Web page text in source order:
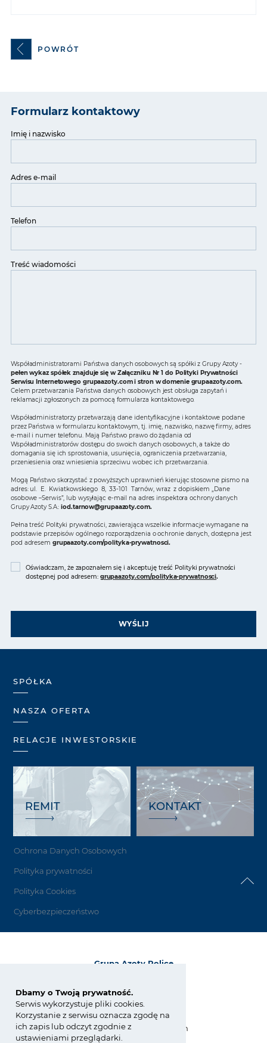
Dbamy o Twoją prywatność.
Serwis wykorzystuje pliki cookies.
Korzystanie z serwisu oznacza zgodę na
ich zapis lub odczyt zgodnie z
ustawieniami przeglądarki.
POWRÓT
Formularz kontaktowy
Imię i nazwisko
Adres e-mail
Telefon
Treść wiadomości
Współadministratorami Państwa danych osobowych są spółki z Grupy Azoty -
pełen wykaz spółek znajduje się w Załączniku Nr 1 do Polityki Prywatności
Serwisu Internetowego grupaazoty.com i stron w domenie grupaazoty.com.
Celem przetwarzania Państwa danych osobowych jest obsługa zapytań i
reklamacji zgłoszonych za pomocą formularza kontaktowego.
Współadministratorzy przetwarzają dane identyfikacyjne i kontaktowe podane
przez Państwa w formularzu kontaktowym, tj. imię, nazwisko, nazwę firmy, adres
e-mail i numer telefonu. Mają Państwo prawo do żądania od
Współadministratorów dostępu do swoich danych osobowych, a także do
domagania się ich sprostowania, usunięcia, ograniczenia przetwarzania,
przeniesienia oraz wniesienia sprzeciwu wobec ich przetwarzania.
Mogą Państwo skorzystać z powyższych uprawnień kierując stosowne pismo na
adres: ul. E. Kwiatkowskiego 8, 33-101 Tarnów, wraz z dopiskiem „Dane
osobowe –Serwis”, lub wysyłając e-mail na adres inspektora ochrony danych
Grupy Azoty S.A.:iod.tarnow@grupaazoty.com.
Pełna treść Polityki prywatności, zawierająca wszelkie informacje wymagane na
podstawie przepisów ogólnego rozporządzenia o ochronie danych, dostępna jest
pod adresem grupaazoty.com/polityka-prywatnosci.
Oświadczam, że zapoznałem się i akceptuję treść Polityki prywatności
dostępnej pod adresem: grupaazoty.com/polityka-prywatnosci.
WYŚLIJ
SPÓŁKA
NASZA OFERTA
RELACJE INWESTORSKIE
REMIT KONTAKT
Ochrona Danych Osobowych
Polityka prywatności
Polityka Cookies
Cyberbezpieczeństwo
Grupa Azoty Police
ul. Kuźnicka 1
tel.:+48 91 317 17 17
fax: +48 91 317 36 03
zchpolice@grupaazoty.com